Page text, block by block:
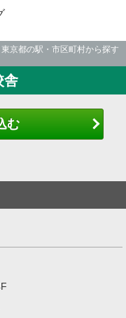
東京都の駅・市区町村から探す
舎
む